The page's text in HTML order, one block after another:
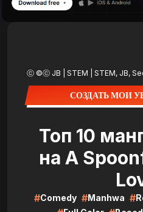
ⓒ ©ⓒ JB | STEM | STEM, JB,
СОЗДАТЬ МОИ
Топ 10
на A
#Comedy #Manhwa #